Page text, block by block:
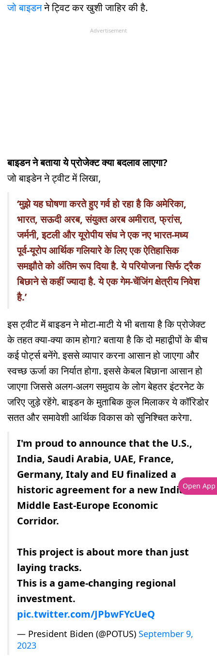
जो बाइडनने ट्विट कर खुशी जाहिर की है.
Advertisement
बाइडन ने बताया ये प्रोजेक्ट क्या बदलाव लाएगा?
जो बाइडेन ने ट्वीट में लिखा,
‘मुझे यह घोषणा करते हुए गर्व हो रहा है कि अमेरिका,
भारत, सऊदी अरब, संयुक्त अरब अमीरात, फ्रांस,
जर्मनी, इटली और यूरोपीय संघ ने एक नए भारत-मध्य
पूर्व-यूरोप आर्थिक गलियारे के लिए एक ऐतिहासिक
समझौते को अंतिम रूप दिया है. ये परियोजना सिर्फ ट्रैक
बिछाने से कहीं ज्यादा है. ये एक गेम-चेंजिंग क्षेत्रीय निवेश
है.’
इस ट्वीट में बाइडन ने मोटा-माटी ये भी बताया है कि प्रोजेक्ट
के तहत क्या-क्या काम होगा? बताया है कि दो महाद्वीपों के बीच
कई पोर्ट्स बनेंगे. इससे व्यापार करना आसान हो जाएगा और
स्वच्छ ऊर्जा का निर्यात होगा. इससे केबल बिछाना आसान हो
जाएगा जिससे अलग-अलग समुदाय के लोग बेहतर इंटरनेट के
जरिए जुड़े रहेंगे. बाइडन के मुताबिक कुल मिलाकर ये कॉरिडोर
सतत और समावेशी आर्थिक विकास को सुनिश्चित करेगा.
I'm proud to announce that the U.S.,
India, Saudi Arabia, UAE, France,
Germany, Italy and EU finalized a
historic agreement for a new India-
Middle East-Europe Economic
Corridor.
This project is about more than just
laying tracks.
This is a game-changing regional
investment.
pic.twitter.com/JPbwFYcUeQ
— President Biden (@POTUS) September 9,
2023
Open App